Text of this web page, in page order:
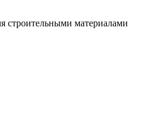
строительными материалами